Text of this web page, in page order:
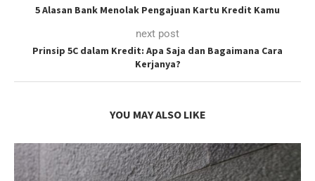
5 Alasan Bank Menolak Pengajuan Kartu Kredit Kamu
next post
Prinsip 5C dalam Kredit: Apa Saja dan Bagaimana Cara
Kerjanya?
YOU MAY ALSO LIKE